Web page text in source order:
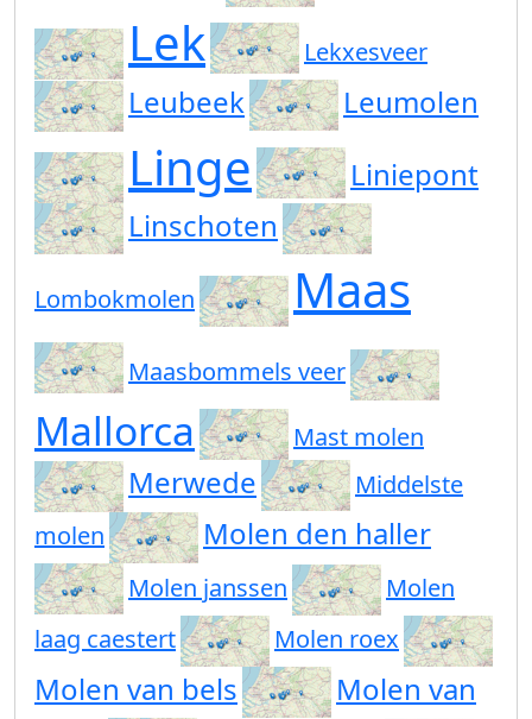
Lek Lekxesveer
Leubeek Leumolen
Linge
Liniepont
Linschoten
Lombokmolen Maas
Maasbommels veer
Mallorca Mast molen
Merwede
Middelste
molen
Molen den haller
Molen janssen
Molen
laag caestert
Molen roex
Molen van bels
Molen van